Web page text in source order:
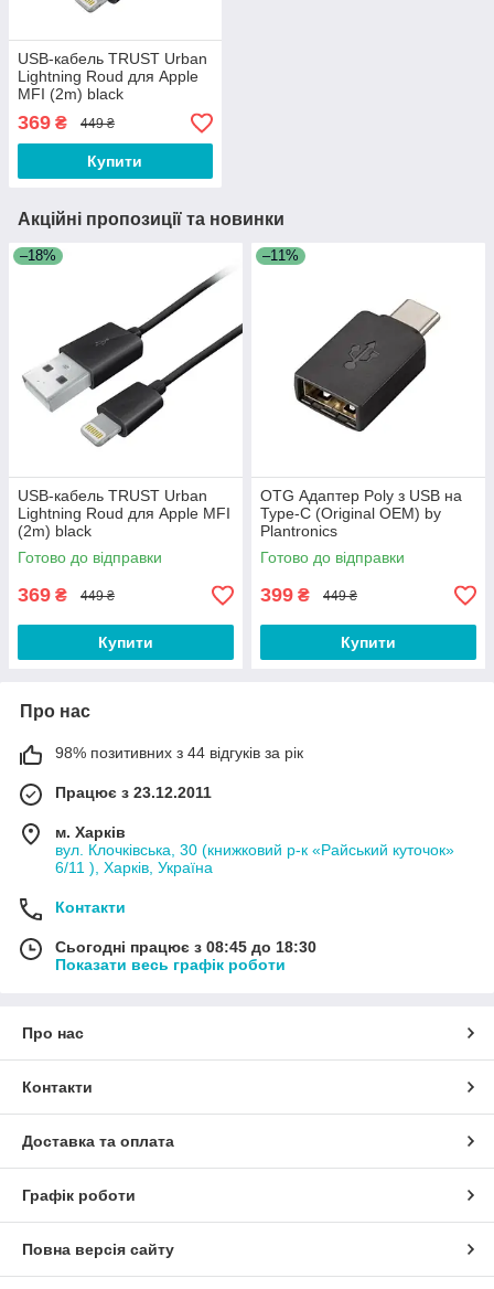
USB-кабель TRUST Urban
Lightning Roud для Apple
MFI (2m) black
369 ₴ 449 ₴
Купити
Акційні пропозиції та новинки
–18%
USB-кабель TRUST Urban
Lightning Roud для Apple MFI
(2m) black
Готово до відправки
369 ₴ 449 ₴
Купити
–11%
OTG Адаптер Poly з USB на
Type-C (Original OEM) by
Plantronics
Готово до відправки
399 ₴ 449 ₴
Купити
Про нас
98% позитивних з 44 відгуків за рік
Працює з 23.12.2011
м. Харків
вул. Клочківська, 30 (книжковий р-к «Райський куточок»
6/11 ), Харків, Україна
Контакти
Сьогодні працює з 08:45 до 18:30
Показати весь графік роботи
Про нас
Контакти
Доставка та оплата
Графік роботи
Повна версія сайту